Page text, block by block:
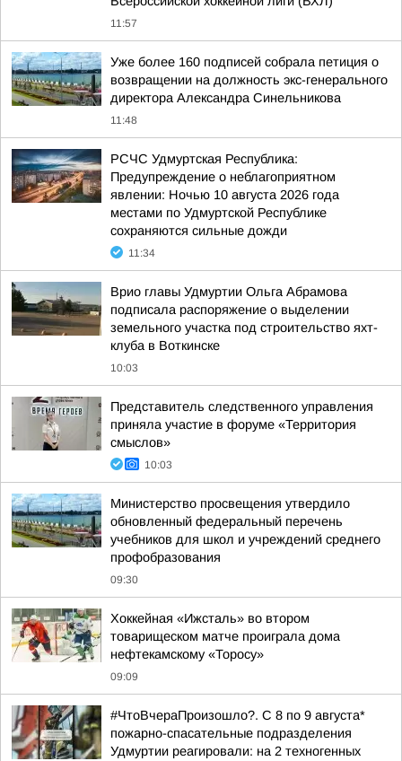
11:57
Уже более 160 подписей собрала петиция о
возвращении на должность экс-генерального
директора Александра Синельникова
11:48
РСЧС Удмуртская Республика:
Предупреждение о неблагоприятном
явлении: Ночью 10 августа 2026 года
местами по Удмуртской Республике
сохраняются сильные дожди
11:34
Врио главы Удмуртии Ольга Абрамова
подписала распоряжение о выделении
земельного участка под строительство яхт-
клуба в Воткинске
10:03
Представитель следственного управления
приняла участие в форуме «Территория
смыслов»
10:03
Министерство просвещения утвердило
обновленный федеральный перечень
учебников для школ и учреждений среднего
профобразования
09:30
Хоккейная «Ижсталь» во втором
товарищеском матче проиграла дома
нефтекамскому «Торосу»
09:09
#ЧтоВчераПроизошло?. С 8 по 9 августа*
пожарно-спасательные подразделения
Удмуртии реагировали: на 2 техногенных